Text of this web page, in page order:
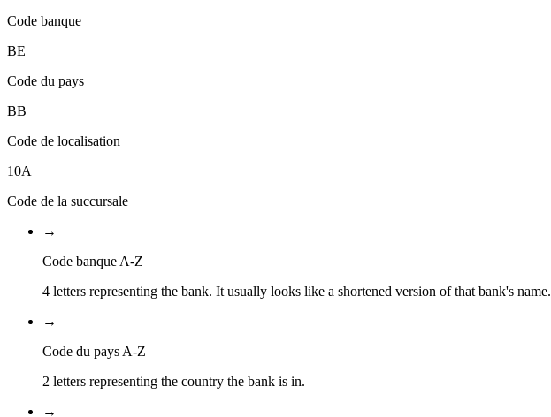
Code banque
BE
Code du pays
BB
Code de localisation
10A
Code de la succursale
→
Code banque A-Z
4 letters representing the bank. It usually looks like a shortened version of that bank's name.
→
Code du pays A-Z
2 letters representing the country the bank is in.
→